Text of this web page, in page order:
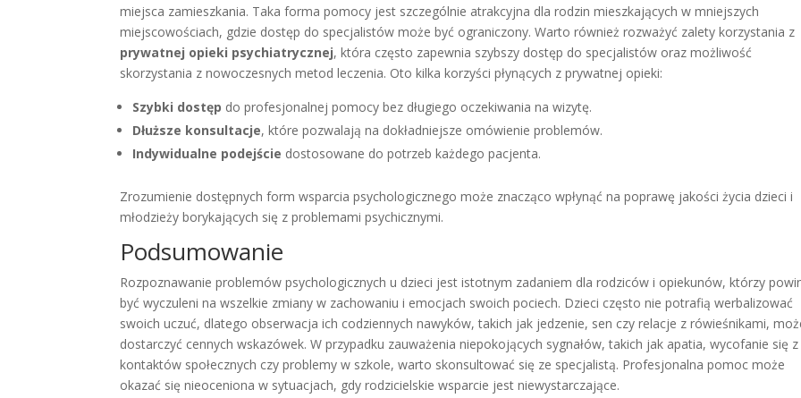
miejsca zamieszkania. Taka forma pomocy jest szczególnie atrakcyjna dla rodzin mieszkających w mniejszych
miejscowościach, gdzie dostęp do specjalistów może być ograniczony. Warto również rozważyć zalety korzystania z
prywatnej opieki psychiatrycznej, która często zapewnia szybszy dostęp do specjalistów oraz możliwość
skorzystania z nowoczesnych metod leczenia. Oto kilka korzyści płynących z prywatnej opieki:
Szybki dostęp do profesjonalnej pomocy bez długiego oczekiwania na wizytę.
Dłuższe konsultacje, które pozwalają na dokładniejsze omówienie problemów.
Indywidualne podejście dostosowane do potrzeb każdego pacjenta.
Zrozumienie dostępnych form wsparcia psychologicznego może znacząco wpłynąć na poprawę jakości życia dzieci i
młodzieży borykających się z problemami psychicznymi.
Podsumowanie
Rozpoznawanie problemów psychologicznych u dzieci jest istotnym zadaniem dla rodziców i opiekunów, którzy
być wyczuleni na wszelkie zmiany w zachowaniu i emocjach swoich pociech. Dzieci często nie potrafią werbalizować
swoich uczuć, dlatego obserwacja ich codziennych nawyków, takich jak jedzenie, sen czy relacje z rówieśnikami,
dostarczyć cennych wskazówek. W przypadku zauważenia niepokojących sygnałów, takich jak apatia, wycofanie się z
kontaktów społecznych czy problemy w szkole, warto skonsultować się ze specjalistą. Profesjonalna pomoc może
okazać się nieoceniona w sytuacjach, gdy rodzicielskie wsparcie jest niewystarczające.